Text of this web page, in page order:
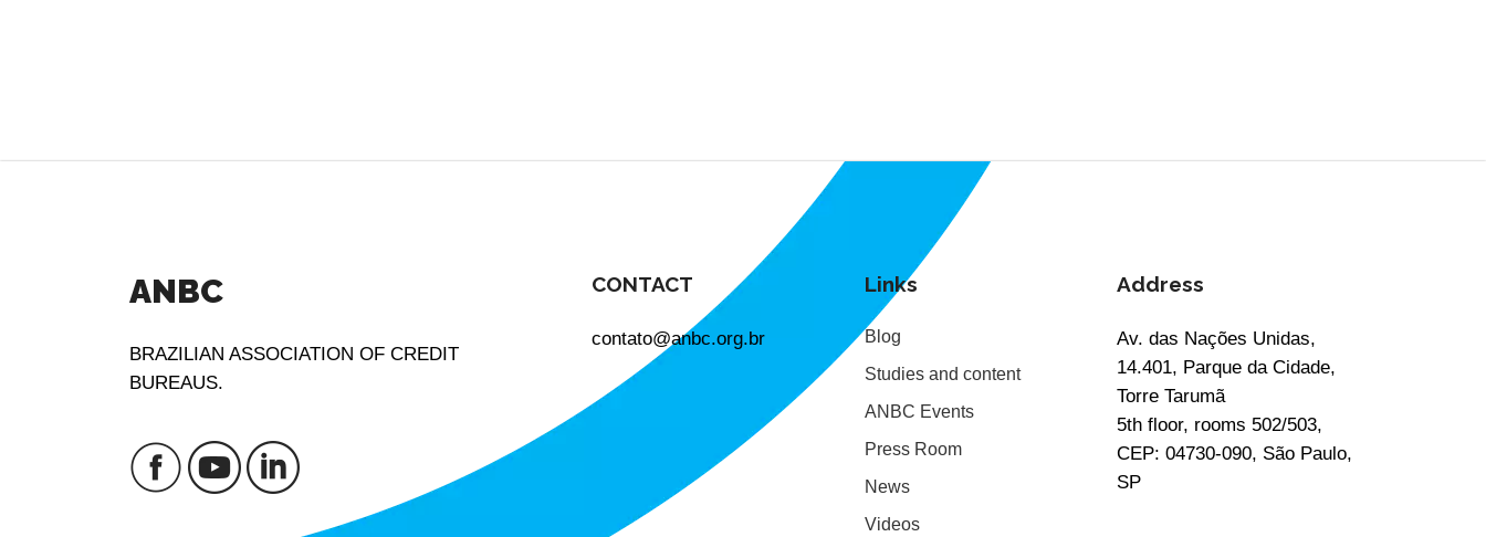
ANBC
BRAZILIAN ASSOCIATION OF CREDIT
BUREAUS.
CONTACT
contato@anbc.org.br
Links
Blog
Studies and content
ANBC Events
Press Room
News
Videos
Address
Av. das Nações Unidas,
14.401, Parque da Cidade,
Torre Tarumã
5th floor, rooms 502/503,
CEP: 04730-090, São Paulo,
SP